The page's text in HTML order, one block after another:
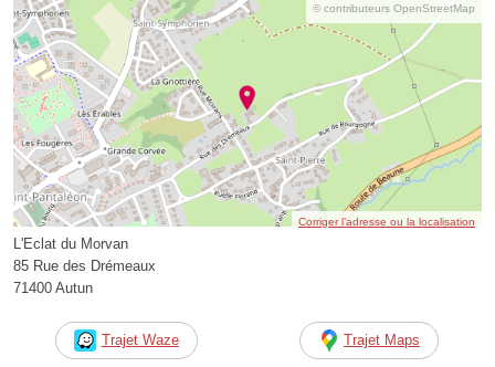
© contributeurs OpenStreetMap
Corriger l’adresse ou la localisation
L'Eclat du Morvan
85 Rue des Drémeaux
71400 Autun
Trajet Waze Trajet Maps